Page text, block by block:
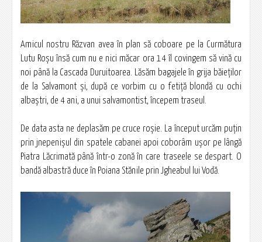
Amicul nostru Răzvan avea în plan să coboare pe la Curmătura
Lutu Roşu însă cum nu e nici măcar ora 14 îl covingem să vină cu
noi până la Cascada Duruitoarea. Lăsăm bagajele în grija băieţilor
de la Salvamont şi, după ce vorbim cu o fetiţă blondă cu ochi
albaştri, de 4 ani, a unui salvamontist, începem traseul.
De data asta ne deplasăm pe cruce roşie. La început urcăm puţin
prin jnepenişul din spatele cabanei apoi coborâm uşor pe lângă
Piatra Lăcrimată până într-o zonă în care traseele se despart. O
bandă albastră duce în Poiana Stănile prin Jgheabul lui Vodă.